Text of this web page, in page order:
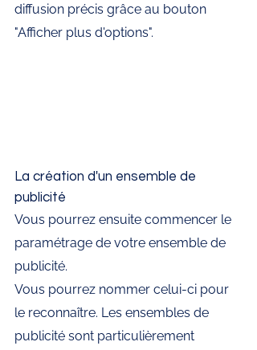
diffusion précis grâce au bouton
"Afficher plus d'options".
La création d'un ensemble de
publicité
Vous pourrez ensuite commencer le
paramétrage de votre ensemble de
publicité.
Vous pourrez nommer celui-ci pour
le reconnaître. Les ensembles de
publicité sont particulièrement